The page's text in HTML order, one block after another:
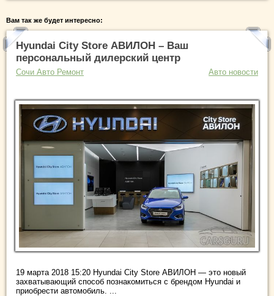
Вам так же будет интересно:
Hyundai City Store АВИЛОН – Ваш
персональный дилерский центр
Сочи Авто Ремонт Авто новости
19 марта 2018 15:20 Hyundai City Store АВИЛОН — это новый
захватывающий способ познакомиться с брендом Hyundai и
приобрести автомобиль. ...